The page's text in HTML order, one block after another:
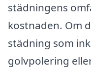
städningens
kostnaden. Om
städning som
golvpolering